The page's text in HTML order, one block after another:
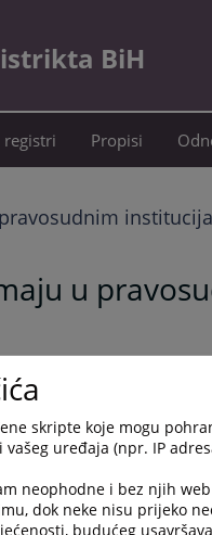
BiH
sadržaj
registri Propisi
u
skripte koje mogu
uređaja (npr. IP
neophodne i bez njih
dok neke nisu prijeko
budućeg